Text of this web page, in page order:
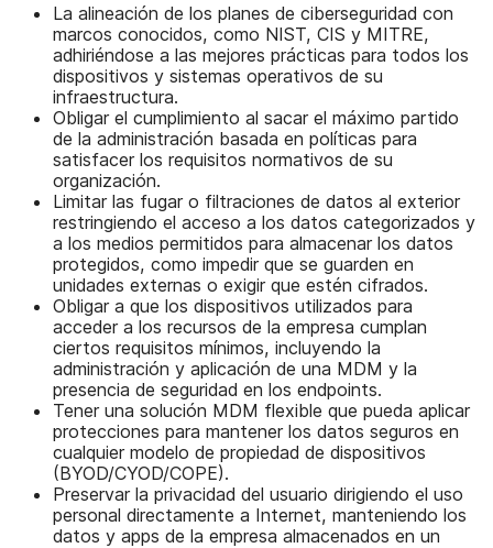
La alineación de los planes de ciberseguridad con
marcos conocidos, como NIST, CIS y MITRE,
adhiriéndose a las mejores prácticas para todos los
dispositivos y sistemas operativos de su
infraestructura.
Obligar el cumplimiento al sacar el máximo partido
de la administración basada en políticas para
satisfacer los requisitos normativos de su
organización.
Limitar las fugar o filtraciones de datos al exterior
restringiendo el acceso a los datos categorizados y
a los medios permitidos para almacenar los datos
protegidos, como impedir que se guarden en
unidades externas o exigir que estén cifrados.
Obligar a que los dispositivos utilizados para
acceder a los recursos de la empresa cumplan
ciertos requisitos mínimos, incluyendo la
administración y aplicación de una MDM y la
presencia de seguridad en los endpoints.
Tener una solución MDM flexible que pueda aplicar
protecciones para mantener los datos seguros en
cualquier modelo de propiedad de dispositivos
(BYOD/CYOD/COPE).
Preservar la privacidad del usuario dirigiendo el uso
personal directamente a Internet, manteniendo los
datos y apps de la empresa almacenados en un